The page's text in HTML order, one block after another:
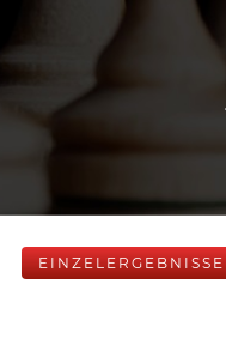
EINZELERGEBNISSE